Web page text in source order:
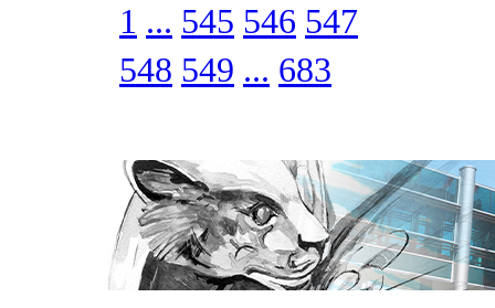
1 ... 545 546 547
548 549 ... 683